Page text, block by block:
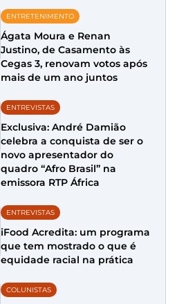
ENTRETENIMENTO
Ágata Moura e Renan
Justino, de Casamento às
Cegas 3, renovam votos após
mais de um ano juntos
ENTREVISTAS
Exclusiva: André Damião
celebra a conquista de ser o
novo apresentador do
quadro “Afro Brasil” na
emissora RTP África
ENTREVISTAS
iFood Acredita: um programa
que tem mostrado o que é
equidade racial na prática
COLUNISTAS